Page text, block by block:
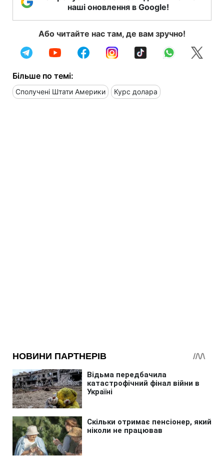
наші оновлення в Google!
Або читайте нас там, де вам зручно!
Більше по темі:
Сполучені Штати Америки Курс долара